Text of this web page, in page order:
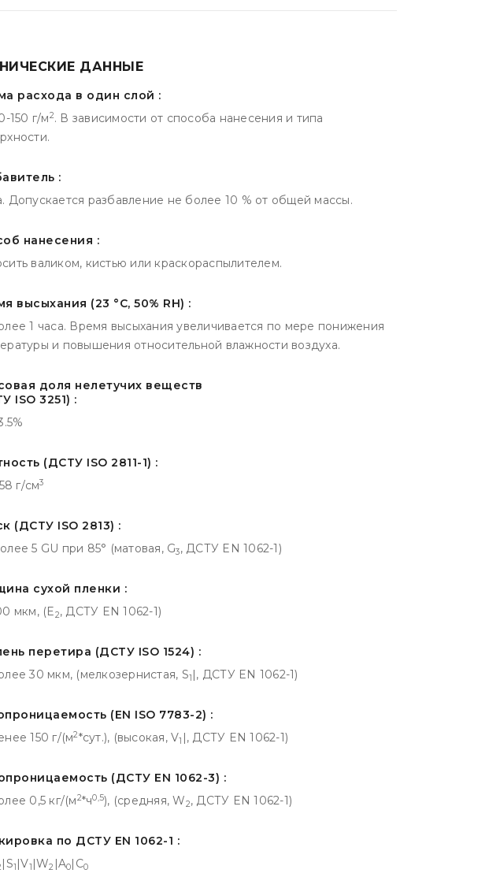
ДАННЫЕ
расхода в один слой :
150 г/м2. В зависимости от способа нанесения и типа
:
Допускается разбавление не более 10 % от общей массы.
нанесения :
валиком, кистью или краскораспылителем.
высыхания (23 °С, 50% RH) :
1 часа. Время высыхания увеличивается по мере понижения
и повышения относительной влажности воздуха.
доля нелетучих веществ
ISO 3251) :
(ДСТУ ISO 2811-1) :
г/см3
(ДСТУ ISO 2813) :
5 GU при 85° (матовая, G3, ДСТУ EN 1062-1)
сухой пленки :
мкм, (E2, ДСТУ EN 1062-1)
перетира (ДСТУ ISO 1524) :
30 мкм, (мелкозернистая, S1 |, ДСТУ EN 1062-1)
(EN ISO 7783-2) :
150 г/(м2*сут.), (высокая, V1 |, ДСТУ EN 1062-1)
(ДСТУ EN 1062-3) :
0,5 кг/(м2*ч0,5), (средняя, W2, ДСТУ EN 1062-1)
по ДСТУ EN 1062-1 :
|S1 |V1 |W2 |A0|C0